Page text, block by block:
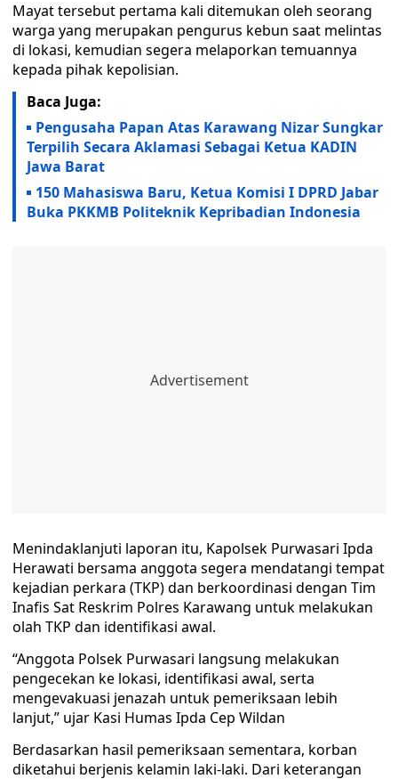
Mayat tersebut pertama kali ditemukan oleh seorang
warga yang merupakan pengurus kebun saat melintas
di lokasi, kemudian segera melaporkan temuannya
kepada pihak kepolisian.
Baca Juga:
Pengusaha Papan Atas Karawang Nizar Sungkar
Terpilih Secara Aklamasi Sebagai Ketua KADIN
Jawa Barat
150 Mahasiswa Baru, Ketua Komisi I DPRD Jabar
Buka PKKMB Politeknik Kepribadian Indonesia
Menindaklanjuti laporan itu, Kapolsek Purwasari Ipda
Herawati bersama anggota segera mendatangi tempat
kejadian perkara (TKP) dan berkoordinasi dengan Tim
Inafis Sat Reskrim Polres Karawang untuk melakukan
olah TKP dan identifikasi awal.
“Anggota Polsek Purwasari langsung melakukan
pengecekan ke lokasi, identifikasi awal, serta
mengevakuasi jenazah untuk pemeriksaan lebih
lanjut,” ujar Kasi Humas Ipda Cep Wildan
Berdasarkan hasil pemeriksaan sementara, korban
diketahui berjenis kelamin laki-laki. Dari keterangan